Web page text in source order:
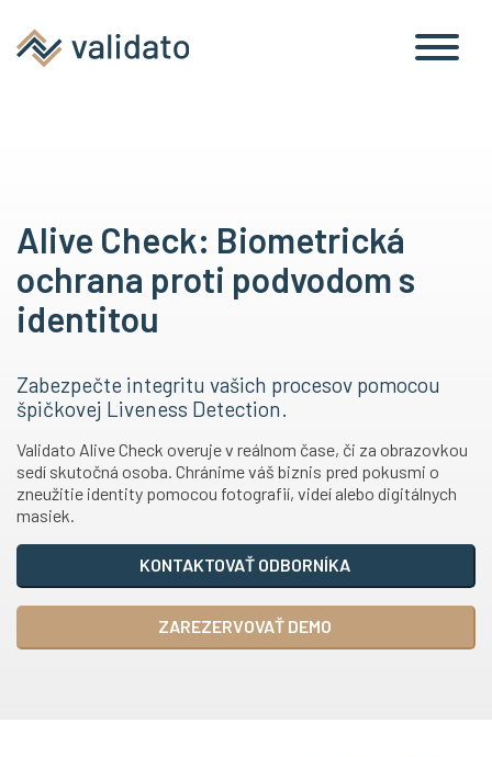
Alive Check: Biometrická
ochrana proti podvodom s
identitou
Zabezpečte integritu vašich procesov pomocou
špičkovej Liveness Detection.
Validato Alive Check overuje v reálnom čase, či za obrazovkou
sedí skutočná osoba. Chránime váš biznis pred pokusmi o
zneužitie identity pomocou fotografií, videí alebo digitálnych
masiek.
KONTAKTOVAŤ ODBORNÍKA
ZAREZERVOVAŤ DEMO